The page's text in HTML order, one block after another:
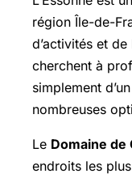
région Île-de-
d’activités et
cherchent à
simplement
nombreuses
Le Domaine de
endroits les